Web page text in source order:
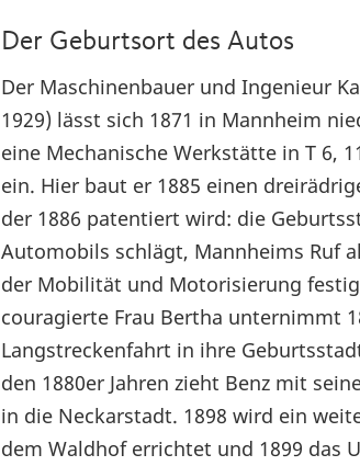
Der Geburtsort des Autos
Der Maschinenbauer und Ingenieur
1929) lässt sich 1871 in Mannheim
eine Mechanische Werkstätte in T 6,
ein. Hier baut er 1885 einen
der 1886 patentiert wird: die
Automobils schlägt, Mannheims Ruf
der Mobilität und Motorisierung
couragierte Frau Bertha unternimmt
Langstreckenfahrt in ihre
den 1880er Jahren zieht Benz mit
in die Neckarstadt. 1898 wird ein
dem Waldhof errichtet und 1899 das